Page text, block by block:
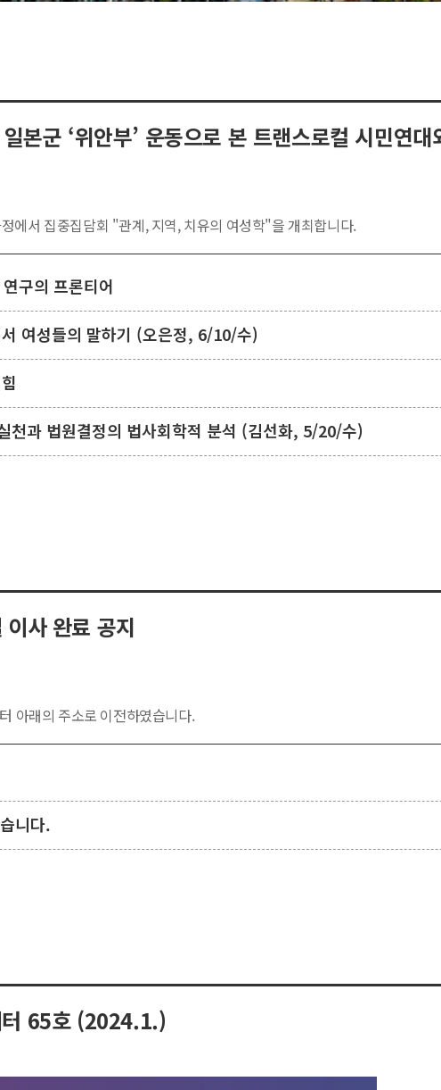
본군 ‘위안부’ 운동으로 본 트랜스로컬 시민연
에서 집중집담회 "관계, 지역, 치유의 여성학"을 개최합니다.
구의 프론티어
여성들의 말하기 (오은정, 6/10/수)
천과 법원결정의 법사회학적 분석 (김선화, 5/20/수)
사 완료 공지
아래의 주소로 이전하였습니다.
호
니다.
터 65호 (2024.1.)